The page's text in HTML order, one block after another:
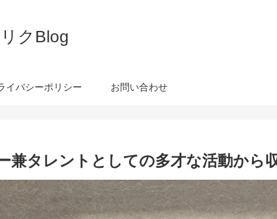
リクBlog
イバシーポリシー お問い合わせ
タレントとしての多才な活動から